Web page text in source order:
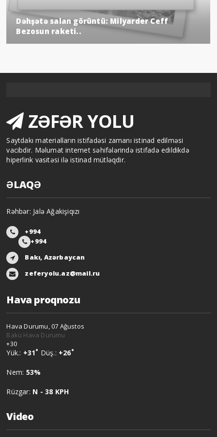
Dəhşətə salan görüntü: Milyarder Ceff
Bezosun raketi..
ZƏFƏR YOLU
Saytdakı materialların istifadəsi zamanı istinad edilməsi
vacibdir. Məlumat internet səhifələrində istifadə edildikdə
hiperlink vasitəsi ilə istinad mütləqdir.
ƏLAQƏ
Rəhbər: Jalə Ağakişiqızı
+994
+994
Bakı, Azərbaycan
zeferyolu.az@mail.ru
Hava proqnozu
Hava Durumu, 07 Ağustos
Bakü Hava Durumu
+30
Yük.: +31° Düş.: +26°
Nem: 53%
Rüzgar: N - 38 KPH
Video